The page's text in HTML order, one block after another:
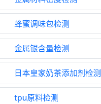
蜂蜜调味包检测
金属银含量检测
日本皇家奶茶添加剂检测
tpu原料检测